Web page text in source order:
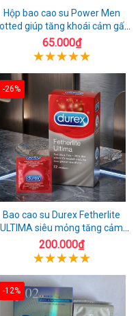
Hộp bao cao su Power Men
giúp tăng khoái cảm gấp
đôi
65.000₫
-26%
Bao cao su Durex Fetherlite
ULTIMA siêu mỏng tăng cảm
giác
200.000₫
-12%